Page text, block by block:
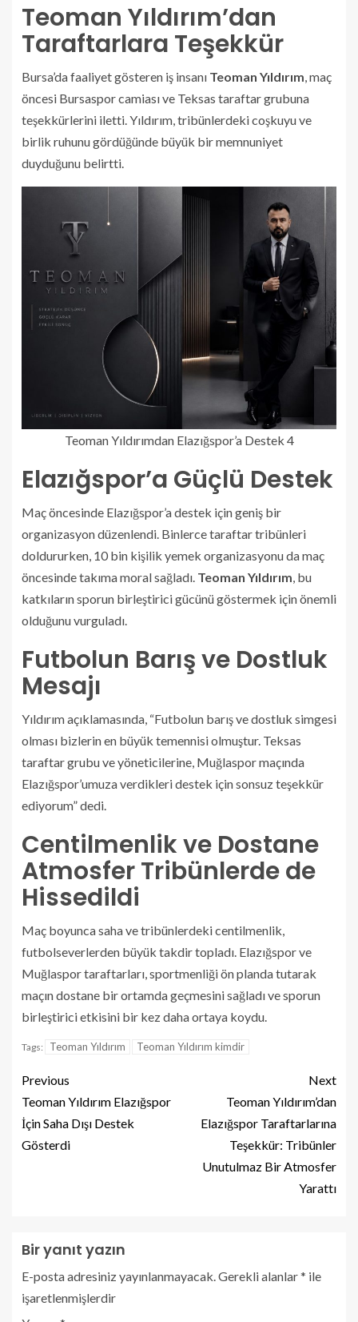
Teoman Yıldırım’dan
Taraftarlara Teşekkür
Bursa’da faaliyet gösteren iş insanı Teoman Yıldırım, maç
öncesi Bursaspor camiası ve Teksas taraftar grubuna
teşekkürlerini iletti. Yıldırım, tribünlerdeki coşkuyu ve
birlik ruhunu gördüğünde büyük bir memnuniyet
duyduğunu belirtti.
Teoman Yıldırımdan Elazığspor’a Destek 4
Elazığspor’a Güçlü Destek
Maç öncesinde Elazığspor’a destek için geniş bir
organizasyon düzenlendi. Binlerce taraftar tribünleri
doldururken, 10 bin kişilik yemek organizasyonu da maç
öncesinde takıma moral sağladı. Teoman Yıldırım, bu
katkıların sporun birleştirici gücünü göstermek için önemli
olduğunu vurguladı.
Futbolun Barış ve Dostluk
Mesajı
Yıldırım açıklamasında, “Futbolun barış ve dostluk simgesi
olması bizlerin en büyük temennisi olmuştur. Teksas
taraftar grubu ve yöneticilerine, Muğlaspor maçında
Elazığspor’umuza verdikleri destek için sonsuz teşekkür
ediyorum” dedi.
Centilmenlik ve Dostane
Atmosfer Tribünlerde de
Hissedildi
Maç boyunca saha ve tribünlerdeki centilmenlik,
futbolseverlerden büyük takdir topladı. Elazığspor ve
Muğlaspor taraftarları, sportmenliği ön planda tutarak
maçın dostane bir ortamda geçmesini sağladı ve sporun
birleştirici etkisini bir kez daha ortaya koydu.
Tags: Teoman Yıldırım Teoman Yıldırım kimdir
Previous
Teoman Yıldırım Elazığspor
İçin Saha Dışı Destek
Gösterdi
Next
Teoman Yıldırım’dan
Elazığspor Taraftarlarına
Teşekkür: Tribünler
Unutulmaz Bir Atmosfer
Yarattı
Bir yanıt yazın
E-posta adresiniz yayınlanmayacak.Gerekli alanlar* ile
işaretlenmişlerdir